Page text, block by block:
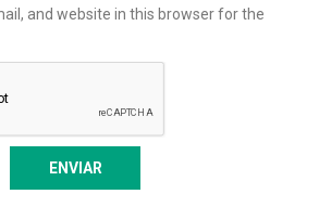
and website in this browser for the